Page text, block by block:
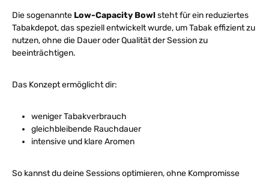
Die sogenannte Low-Capacity Bowlsteht für ein reduziertes
Tabakdepot, das speziell entwickelt wurde, um Tabak effizient zu
nutzen, ohne die Dauer oder Qualität der Session zu
beeinträchtigen.
Das Konzept ermöglicht dir:
weniger Tabakverbrauch
gleichbleibende Rauchdauer
intensive und klare Aromen
So kannst du deine Sessions optimieren, ohne Kompromisse